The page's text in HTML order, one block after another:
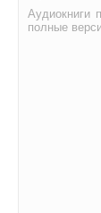
Аудиокниги
полные